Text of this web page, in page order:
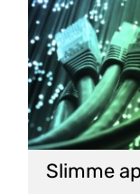
Slimme